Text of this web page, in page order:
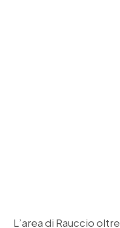
L’area di Rauccio